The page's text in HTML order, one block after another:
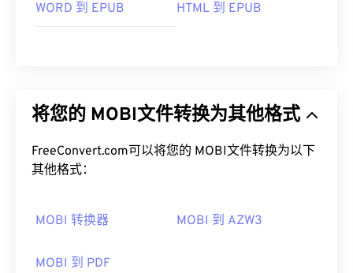
WORD 到 EPUB HTML 到 EPUB
将您的 MOBI文件转换为其他格式
FreeConvert.com可以将您的 MOBI文件转换为以下
其他格式：
MOBI 转换器 MOBI 到 AZW3
MOBI 到 PDF